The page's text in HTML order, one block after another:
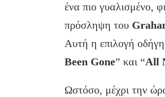
ένα πιο γυαλισμένο,
πρόσληψη του
Αυτή η επιλογή
Been Gone” και “All
Ωστόσο, μέχρι την